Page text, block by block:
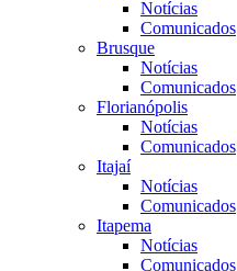
Notícias
Comunicados
Brusque
Notícias
Comunicados
Florianópolis
Notícias
Comunicados
Itajaí
Notícias
Comunicados
Itapema
Notícias
Comunicados